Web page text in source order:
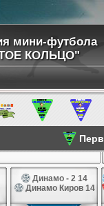
мини-футбола
КОЛЬЦО"
Динамо - 2 14
Динамо Киров 14